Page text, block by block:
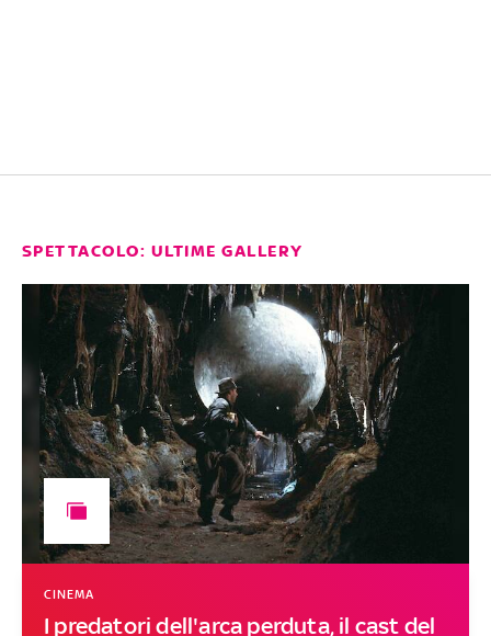
SPETTACOLO: ULTIME GALLERY
I predatori dell'arca perduta, il cast del
CINEMA